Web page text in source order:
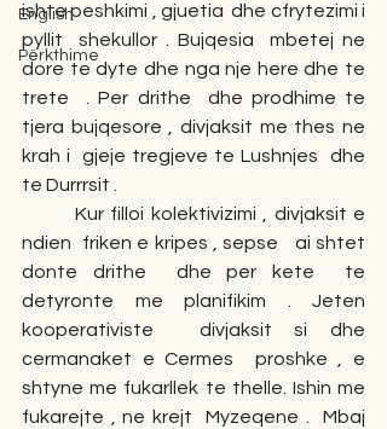
English
Përkthime
ishte peshkimi , gjuetia  dhe cfrytezimi i
pyllit  shekullor . Bujqesia  mbetej ne
dore te dyte dhe nga nje here dhe te
trete  . Per drithe  dhe prodhime te
tjera bujqesore , divjaksit me thes ne
krah i  gjeje tregjeve te Lushnjes  dhe
te Durrrsit .
ndien  friken e kripes , sepse   ai shtet
donte drithe  dhe per kete  te
detyronte me planifikim . Jeten
kooperativiste  divjaksit si dhe
cermanaket e Cermes  proshke , e
shtyne me fukarllek te thelle. Ishin me
fukarejte , ne krejt  Myzeqene .  Mbaj